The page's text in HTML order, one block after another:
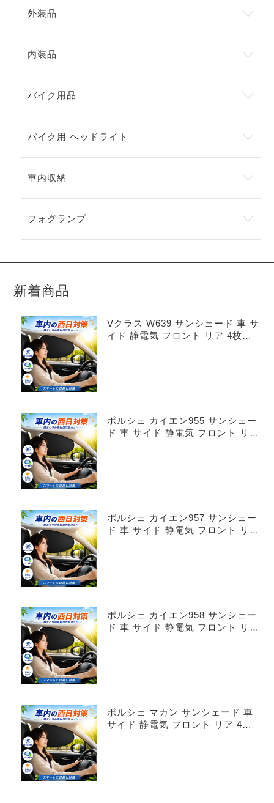
外装品
内装品
バイク用品
バイク用 ヘッドライト
車内収納
フォグランプ
新着商品
Vクラス W639 サンシェード 車 サ
イド 静電気 フロント リア 4枚セ
ポルシェ カイエン955 サンシェー
ド 車 サイド 静電気 フロント リア
ポルシェ カイエン957 サンシェー
ド 車 サイド 静電気 フロント リア
ポルシェ カイエン958 サンシェー
ド 車 サイド 静電気 フロント リア
ポルシェ マカン サンシェード 車
サイド 静電気 フロント リア 4枚